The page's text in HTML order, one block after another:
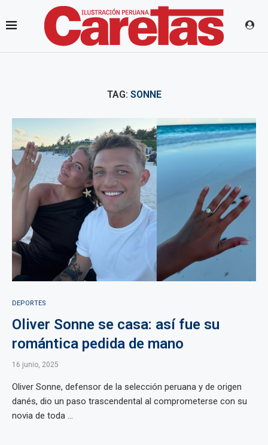
TAG: SONNE
DEPORTES
Oliver Sonne se casa: así fue su
romántica pedida de mano
16 junio, 2025
Oliver Sonne, defensor de la selección peruana y de origen
danés, dio un paso trascendental al comprometerse con su
novia de toda ...